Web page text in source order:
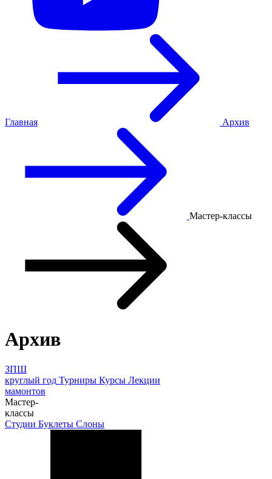
Главная Архив
Мастер-классы
Архив
ЗПШ
круглый год Турниры Курсы Лекции
мамонтов
Мастер-
классы
Студии Буклеты Слоны